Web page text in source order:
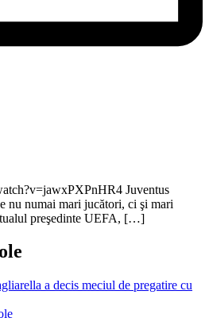
Juventus
nu numai mari jucători, ci şi mari
preşedinte UEFA, […]
a decis meciul de pregatire cu